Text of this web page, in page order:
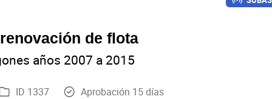
de flota
años 2007 a 2015
ID 1337 Aprobación 15 días